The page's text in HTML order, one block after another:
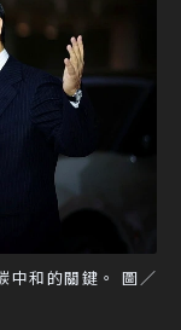
中和的關鍵。 圖／